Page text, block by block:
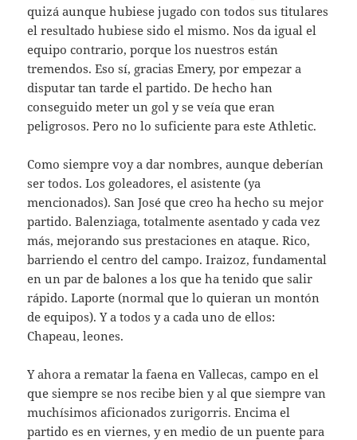
quizá aunque hubiese jugado con todos sus titulares
el resultado hubiese sido el mismo. Nos da igual el
equipo contrario, porque los nuestros están
tremendos. Eso sí, gracias Emery, por empezar a
disputar tan tarde el partido. De hecho han
conseguido meter un gol y se veía que eran
peligrosos. Pero no lo suficiente para este Athletic.
Como siempre voy a dar nombres, aunque deberían
ser todos. Los goleadores, el asistente (ya
mencionados). San José que creo ha hecho su mejor
partido. Balenziaga, totalmente asentado y cada vez
más, mejorando sus prestaciones en ataque. Rico,
barriendo el centro del campo. Iraizoz, fundamental
en un par de balones a los que ha tenido que salir
rápido. Laporte (normal que lo quieran un montón
de equipos). Y a todos y a cada uno de ellos:
Chapeau, leones.
Y ahora a rematar la faena en Vallecas, campo en el
que siempre se nos recibe bien y al que siempre van
muchísimos aficionados zurigorris. Encima el
partido es en viernes, y en medio de un puente para